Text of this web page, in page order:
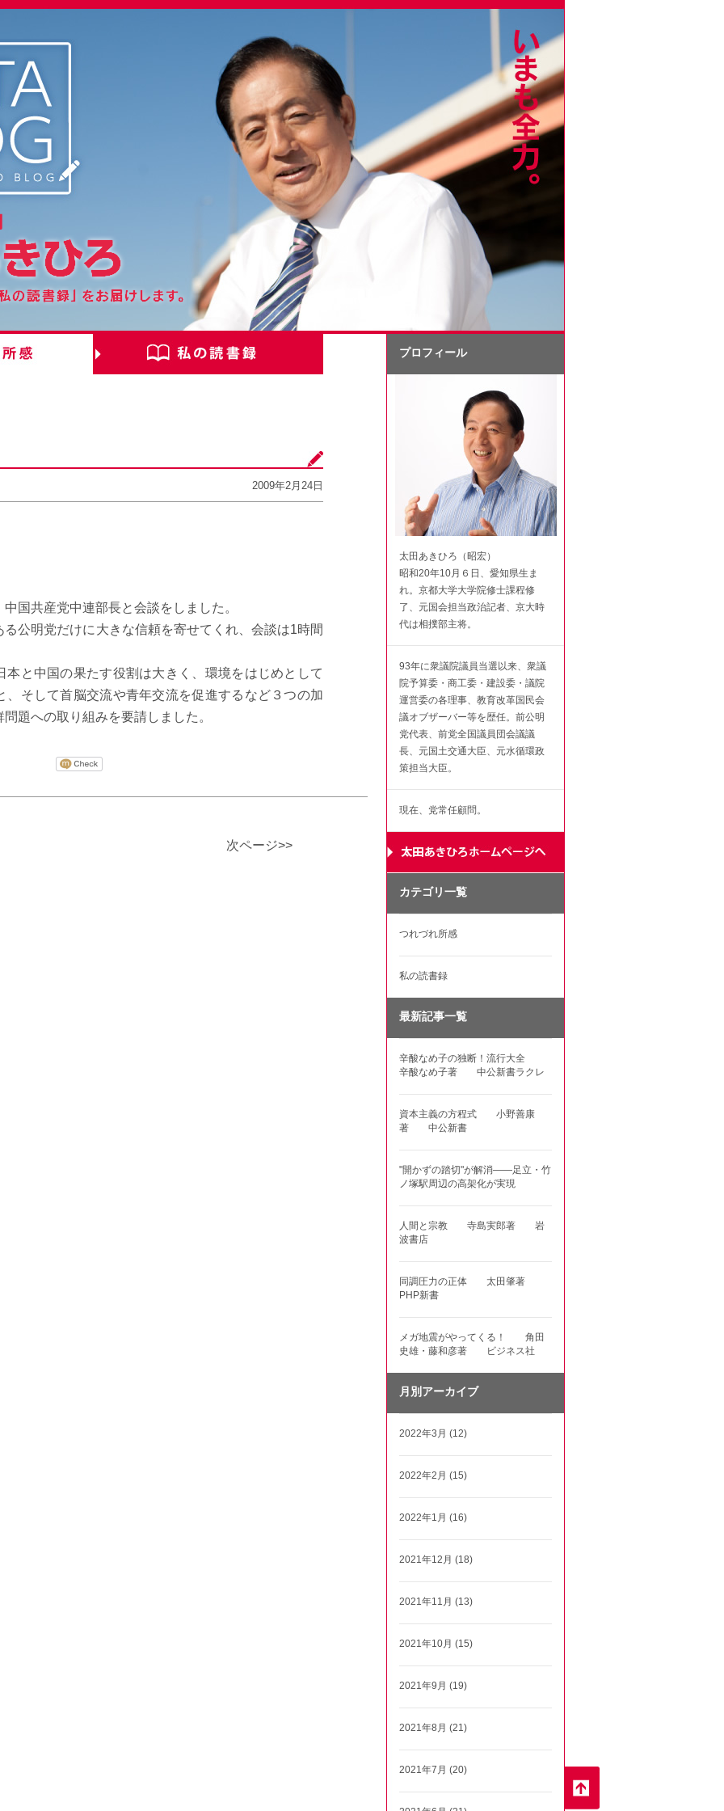
2009年2月24日
国共産党中連部長と会談をしました。
公明党だけに大きな信頼を寄せてくれ、会談は1時間
本と中国の果たす役割は大きく、環境をはじめとして
、そして首脳交流や青年交流を促進するなど３つの加
題への取り組みを要請しました。
次ページ>>
プロフィール
太田あきひろ（昭宏）
昭和20年10月６日、愛知県生ま
れ。京都大学大学院修士課程修
了、元国会担当政治記者、京大時
代は相撲部主将。
93年に衆議院議員当選以来、衆議
院予算委・商工委・建設委・議院
運営委の各理事、教育改革国民会
議オブザーバー等を歴任。前公明
党代表、前党全国議員団会議議
長、元国土交通大臣、元水循環政
策担当大臣。
現在、党常任顧問。
カテゴリ一覧
つれづれ所感
私の読書録
最新記事一覧
辛酸なめ子の独断！流行大全
辛酸なめ子著 中公新書ラクレ
資本主義の方程式 小野善康
著 中公新書
"開かずの踏切"が解消――足立・竹
ノ塚駅周辺の高架化が実現
人間と宗教 寺島実郎著 岩
波書店
同調圧力の正体 太田肇著
PHP新書
メガ地震がやってくる！ 角田
史雄・藤和彦著 ビジネス社
月別アーカイブ
2022年3月 (12)
2022年2月 (15)
2022年1月 (16)
2021年12月 (18)
2021年11月 (13)
2021年10月 (15)
2021年9月 (19)
2021年8月 (21)
2021年7月 (20)